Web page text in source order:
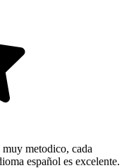
metodico, cada
español es excelente.